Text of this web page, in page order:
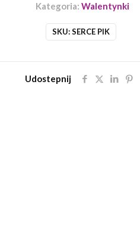
SKU:SERCE PIK
Kategoria: Walentynki
Udostepnij